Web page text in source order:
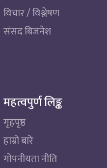
विचार / विश्लेषण
संसद बिजनेश
महत्वपुर्ण लिङ्क
गृहपृष्ठ
हाम्रो बारे
गोपनीयता नीति